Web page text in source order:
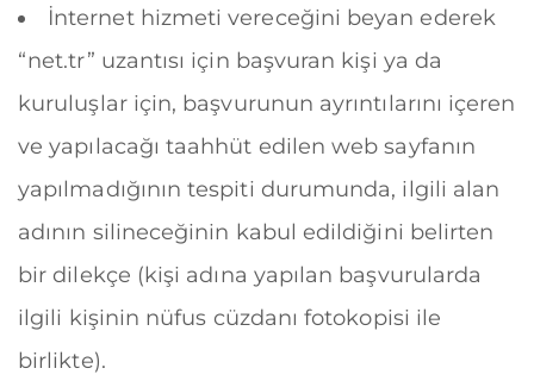
İnternet hizmeti vereceğini beyan ederek
“net.tr” uzantısı için başvuran kişi ya da
kuruluşlar için, başvurunun ayrıntılarını içeren
ve yapılacağı taahhüt edilen web sayfanın
yapılmadığının tespiti durumunda, ilgili alan
adının silineceğinin kabul edildiğini belirten
bir dilekçe (kişi adına yapılan başvurularda
ilgili kişinin nüfus cüzdanı fotokopisi ile
birlikte).